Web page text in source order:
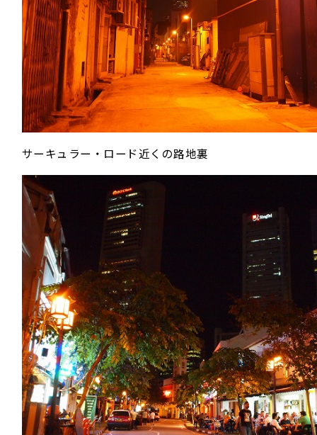
サーキュラー・ロード近くの路地裏